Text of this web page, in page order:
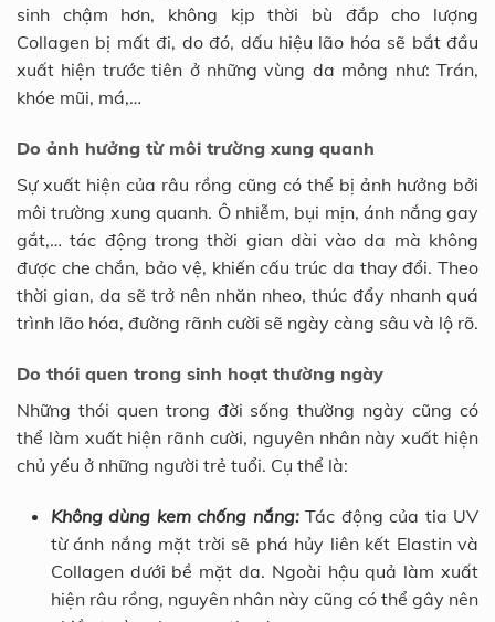
sinh chậm hơn, không kịp thời bù đắp cho lượng
Collagen bị mất đi, do đó, dấu hiệu lão hóa sẽ bắt đầu
xuất hiện trước tiên ở những vùng da mỏng như: Trán,
khóe mũi, má,…
Do ảnh hưởng từ môi trường xung quanh
Sự xuất hiện của râu rồng cũng có thể bị ảnh hưởng bởi
môi trường xung quanh. Ô nhiễm, bụi mịn, ánh nắng gay
gắt,… tác động trong thời gian dài vào da mà không
được che chắn, bảo vệ, khiến cấu trúc da thay đổi. Theo
thời gian, da sẽ trở nên nhăn nheo, thúc đẩy nhanh quá
trình lão hóa, đường rãnh cười sẽ ngày càng sâu và lộ rõ.
Do thói quen trong sinh hoạt thường ngày
Những thói quen trong đời sống thường ngày cũng có
thể làm xuất hiện rãnh cười, nguyên nhân này xuất hiện
chủ yếu ở những người trẻ tuổi. Cụ thể là:
Không dùng kem chống nắng:Tác động của tia UV
từ ánh nắng mặt trời sẽ phá hủy liên kết Elastin và
Collagen dưới bề mặt da. Ngoài hậu quả làm xuất
hiện râu rồng, nguyên nhân này cũng có thể gây nên